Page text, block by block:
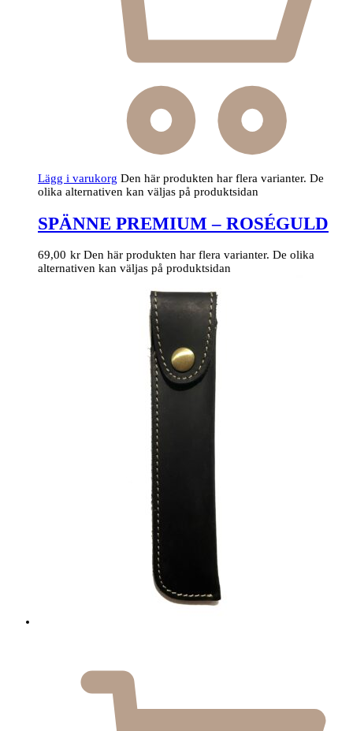
Lägg i varukorg Den här produkten har flera varianter. De
olika alternativen kan väljas på produktsidan
SPÄNNE PREMIUM – ROSÉGULD
69,00 kr Den här produkten har flera varianter. De olika
alternativen kan väljas på produktsidan